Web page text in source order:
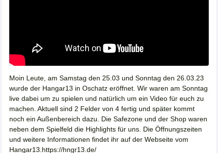
Moin Leute, am Samstag den 25.03 und Sonntag den 26.03.23
wurde der Hangar13 in Oschatz eröffnet. Wir waren am Sonntag
live dabei um zu spielen und natürlich um ein Video für euch zu
machen. Aktuell sind 2 Felder von 4 fertig und später kommt
noch ein Außenbereich dazu. Die Safezone und der Shop waren
neben dem Spielfeld die Highlights für uns. Die Öffnungszeiten
und weitere Informationen findet ihr auf der Webseite vom
Hangar13.https://hngr13.de/